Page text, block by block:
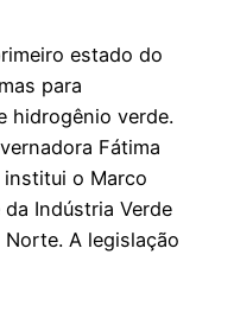
estado do
para
hidrogênio verde.
Fátima
institui o Marco
Indústria Verde
A legislação